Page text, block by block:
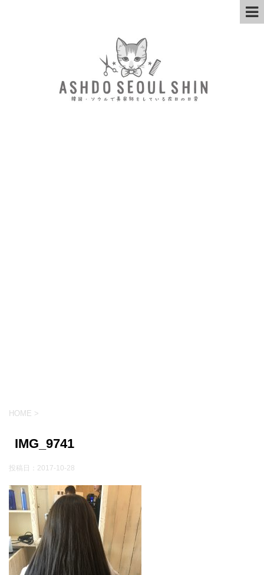
HOME >
IMG_9741
投稿日： 2017-10-28